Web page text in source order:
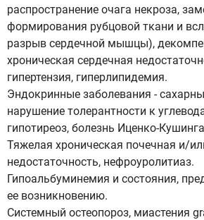
распространение очага некроза,
формирования рубцовой ткани и
разрыв сердечной мышцы),
хроническая сердечная
гипертензия, гиперлипидемия.
Эндокринные заболевания -
нарушение толерантности к
гипотиреоз, болезнь Иценко-
Тяжелая хроническая почечная и/
недостаточность, нефроуролитиаз.
Гипоальбуминемия и состояния,
ее возникновению.
Системный остеопороз, миастения